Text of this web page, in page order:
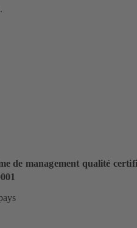
de management qualité